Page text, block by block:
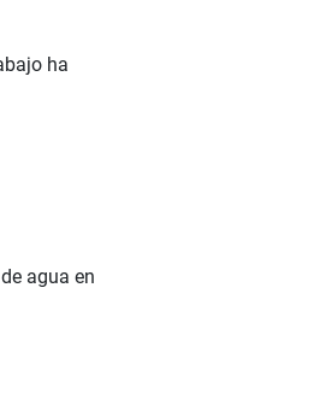
ha
agua en